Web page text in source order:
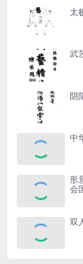
太
武
阴
中
形
会
双